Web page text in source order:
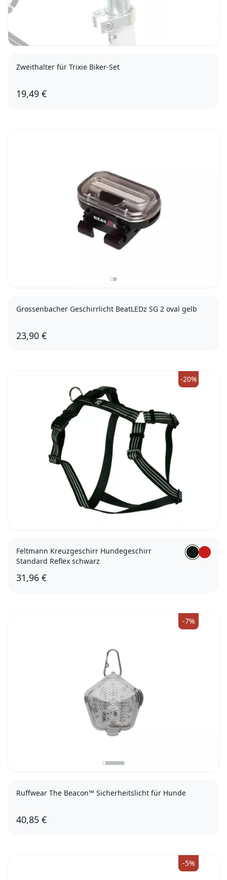
Zweithalter für Trixie Biker-Set
19,49 €
Grossenbacher Geschirrlicht BeatLEDz SG 2 oval gelb
23,90 €
-20%
Feltmann Kreuzgeschirr Hundegeschirr
Standard Reflex schwarz
31,96 €
-7%
Ruffwear The Beacon™ Sicherheitslicht für Hunde
40,85 €
-5%